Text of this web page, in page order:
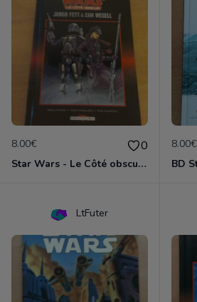
8.00€ 0
Star Wars - Le Côté obscur T01 - Jango Fett et Zam Wesell
8.00€
LtFuter